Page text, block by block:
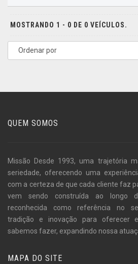
MOSTRANDO 1 - 0 DE 0 VEÍCULOS.
Ordenar por
QUEM SOMOS
Missão Desde 1993, uma trajetória
seriedade, oferecendo uma
com a certeza de que cada cliente faz
vem sendo construída ao longo
reconhecida como referência no
tradição e inovação para oferecer
sabemos fazer, expandindo nossa
MAPA DO SITE